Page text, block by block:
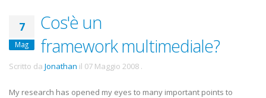
7
Mag
Cos'è un
framework multimediale?
Scritto da Jonathan il 07 Maggio 2008 .
My research has opened my eyes to many important points to